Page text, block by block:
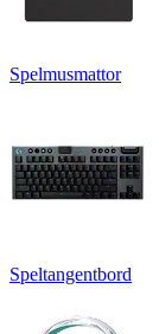
Spelmusmattor
Speltangentbord